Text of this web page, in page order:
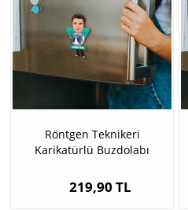
Röntgen Teknikeri
Karikatürlü Buzdolabı
219,90 TL